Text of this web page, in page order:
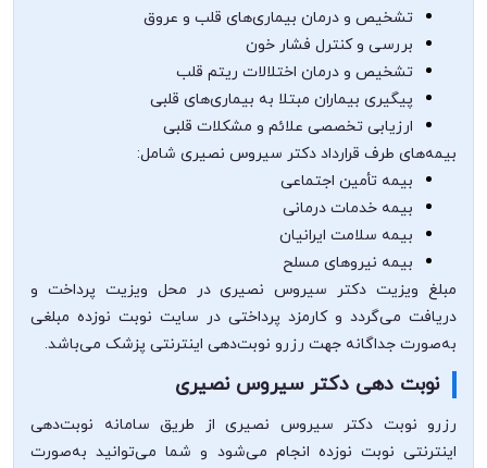
تشخیص و درمان بیماری‌های قلب و عروق
بررسی و کنترل فشار خون
تشخیص و درمان اختلالات ریتم قلب
پیگیری بیماران مبتلا به بیماری‌های قلبی
ارزیابی تخصصی علائم و مشکلات قلبی
بیمه‌های طرف قرارداد دکتر سیروس نصیری شامل:
بیمه تأمین اجتماعی
بیمه خدمات درمانی
بیمه سلامت ایرانیان
بیمه نیروهای مسلح
مبلغ ویزیت دکتر سیروس نصیری در محل ویزیت پرداخت و
دریافت می‌گردد و کارمزد پرداختی در سایت نوبت نوزده مبلغی
به‌صورت جداگانه جهت رزرو نوبت‌دهی اینترنتی پزشک می‌باشد.
نوبت دهی دکتر سیروس نصیری
رزرو نوبت دکتر سیروس نصیری از طریق سامانه نوبت‌دهی
اینترنتی نوبت نوزده انجام می‌شود و شما می‌توانید به‌صورت